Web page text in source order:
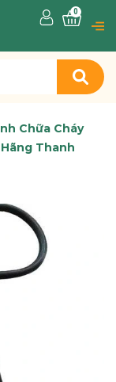
0
Chữa Cháy
Hãng Thanh